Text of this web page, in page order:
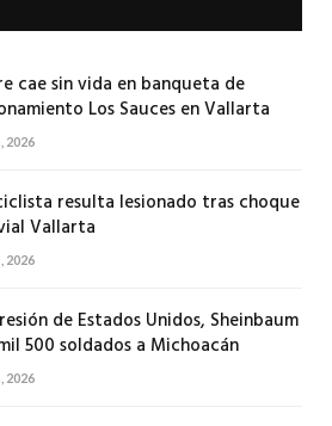
cae sin vida en banqueta de
Los Sauces en Vallarta
2026
resulta lesionado tras choque
Vallarta
2026
de Estados Unidos, Sheinbaum
500 soldados a Michoacán
2026